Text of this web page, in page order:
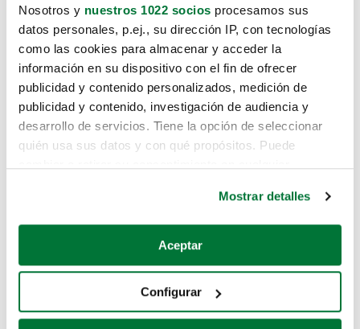
Nosotros y nuestros 1022 socios procesamos sus
datos personales, p.ej., su dirección IP, con tecnologías
como las cookies para almacenar y acceder la
información en su dispositivo con el fin de ofrecer
publicidad y contenido personalizados, medición de
publicidad y contenido, investigación de audiencia y
desarrollo de servicios. Tiene la opción de seleccionar
quién usa sus datos y con qué propósitos. Puede
Si lo permite, también quisiéramos:
Recopilar información sobre su ubicación geográfica
Identificar su dispositivo analizándolo activamente
para buscar características específicas (huellas
Mostrar detalles
Aceptar
Configurar
Lo sentimos, no sabemos como
te hemos traido hasta aquí.
Pero puedes encontrar el coche que estás
buscando en alguno de estos enlaces:
Coches de segunda mano
Coches de km0